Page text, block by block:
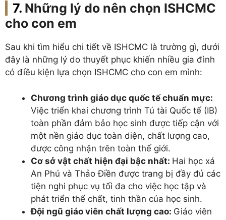
Những lý do nên chọn ISHCMC
cho con em
Sau khi tìm hiểu chi tiết về ISHCMC là trường gì, dưới
đây là những lý do thuyết phục khiến nhiều gia đình
có điều kiện lựa chọn ISHCMC cho con em mình:
Chương trình giáo dục quốc tế chuẩn mực:
Việc triển khai chương trình Tú tài Quốc tế (IB)
toàn phần đảm bảo học sinh được tiếp cận với
một nền giáo dục toàn diện, chất lượng cao,
được công nhận trên toàn thế giới.
Cơ sở vật chất hiện đại bậc nhất: Hai học xá
An Phú và Thảo Điền được trang bị đầy đủ các
tiện nghi phục vụ tối đa cho việc học tập và
phát triển thể chất, tinh thần của học sinh.
Đội ngũ giáo viên chất lượng cao: Giáo viên